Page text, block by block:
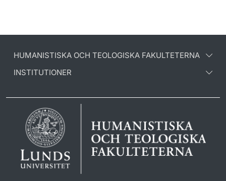
HUMANISTISKA OCH TEOLOGISKA FAKULTETERNA
INSTITUTIONER